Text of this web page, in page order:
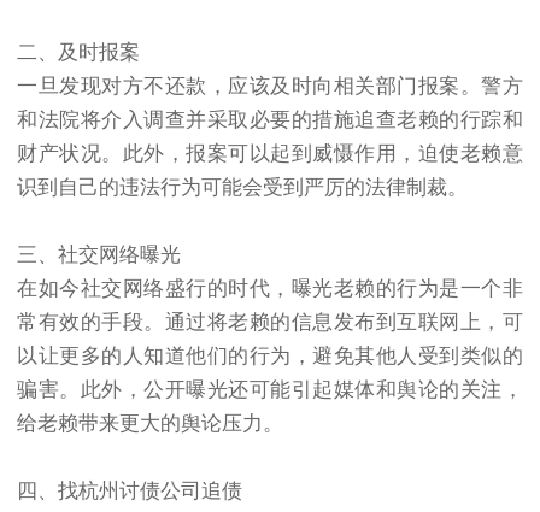
二、及时报案
一旦发现对方不还款，应该及时向相关部门报案。警方
和法院将介入调查并采取必要的措施追查老赖的行踪和
财产状况。此外，报案可以起到威慑作用，迫使老赖意
识到自己的违法行为可能会受到严厉的法律制裁。
三、社交网络曝光
在如今社交网络盛行的时代，曝光老赖的行为是一个非
常有效的手段。通过将老赖的信息发布到互联网上，可
以让更多的人知道他们的行为，避免其他人受到类似的
骗害。此外，公开曝光还可能引起媒体和舆论的关注，
给老赖带来更大的舆论压力。
四、找杭州 讨债公司 追债